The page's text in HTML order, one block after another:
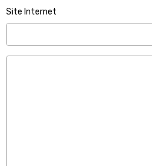
Site Internet